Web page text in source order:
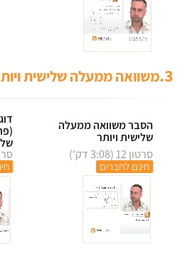
3. משוואה ממעלה שלישית
הסבר משוואה ממעלה
שלישית ויותר
סרטון 12 (3:08 דק')
חינם לחברים
סרטון